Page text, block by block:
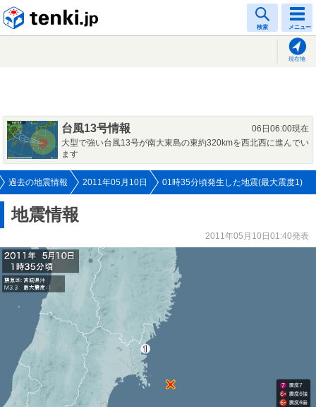
検索 メニュー
現在地
台風13号情報
06日06:00現在
大型で強い台風13号が南大東島の東約320kmを西北西に進んでい
ます
過去の地震情報 2011年05月10日 01時35分頃発生した地震(最大震度1)
地震情報
2011年05月10日01:40発表